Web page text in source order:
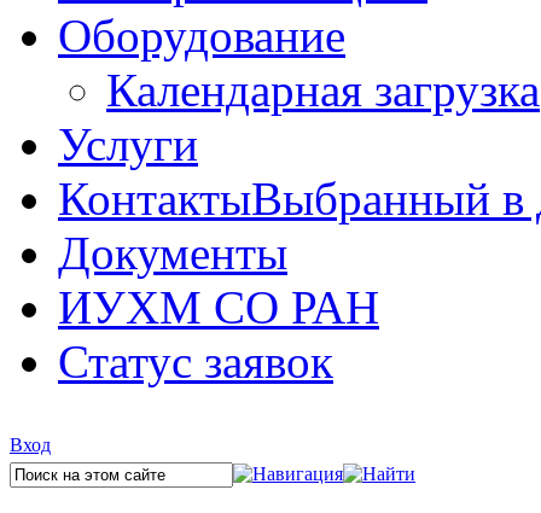
Оборудование
Календарная загрузка
Услуги
КонтактыВыбранный в
Документы
ИУХМ СО РАН
Статус заявок
Вход